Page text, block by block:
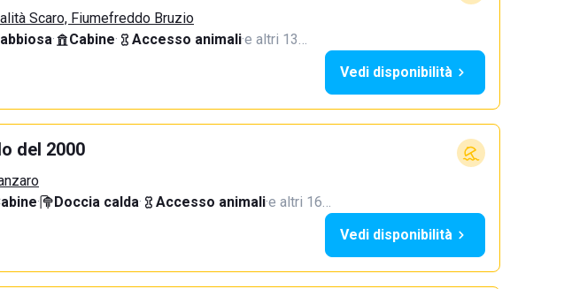
Scaro, Fiumefreddo Bruzio
· Cabine· Accesso animali·e altri 13…
Vedi disponibilità
del 2000
· Doccia calda· Accesso animali·e altri 16…
Vedi disponibilità